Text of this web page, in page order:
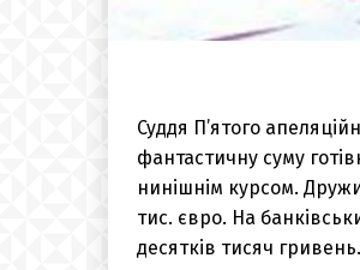
Суддя П’ятого
фантастичну суму
нинішнім курсом.
тис. євро. На
десятків тисяч гривень.